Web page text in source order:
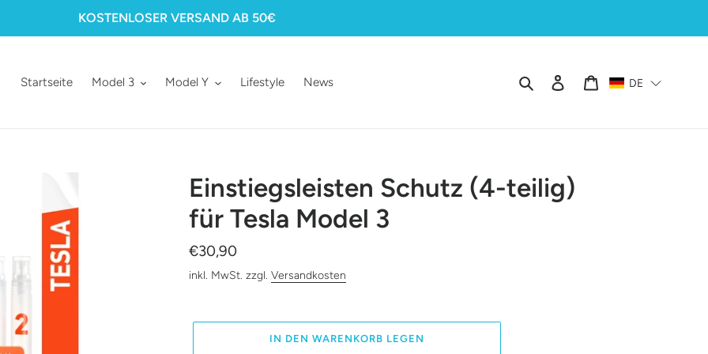
KOSTENLOSER VERSAND AB 50€
Startseite Model 3 Model Y Lifestyle News Suchen EinloggenWarenkorb
DE
Einstiegsleisten Schutz (4-teilig)
für Tesla Model 3
Normaler
Preis
€30,90
inkl. MwSt. zzgl. Versandkosten
IN DEN WARENKORB LEGEN